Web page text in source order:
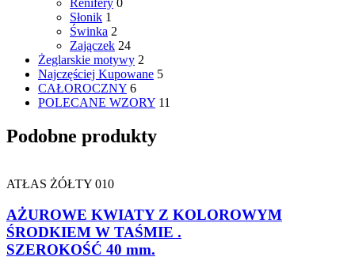
Renifery 0
Słonik 1
Świnka 2
Zajączek 24
Żeglarskie motywy 2
Najczęściej Kupowane 5
CAŁOROCZNY 6
POLECANE WZORY 11
Podobne produkty
ATŁAS ŻÓŁTY 010
AŻUROWE KWIATY Z KOLOROWYM
ŚRODKIEM W TAŚMIE .
SZEROKOŚĆ 40 mm.